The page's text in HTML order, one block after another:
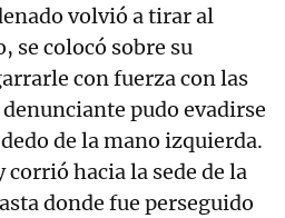
volvió a tirar al
se colocó sobre su
con fuerza con las
pudo evadirse
de la mano izquierda.
hacia la sede de la
donde fue perseguido